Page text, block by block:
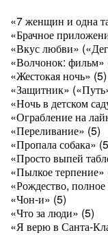
«7 женщин и одна
«Брачное
«Вкус любви»
«Волчонок:
«Жестокая ночь» (5)
«Защитник»
«Ночь в детском
«Ограбление на
«Переливание» (5)
«Пропала собака»
«Просто выпей
«Пылкое терпение»
«Рождество,
«Чон-и» (5)
«Что за люди» (5)
«Я верю в Санта-